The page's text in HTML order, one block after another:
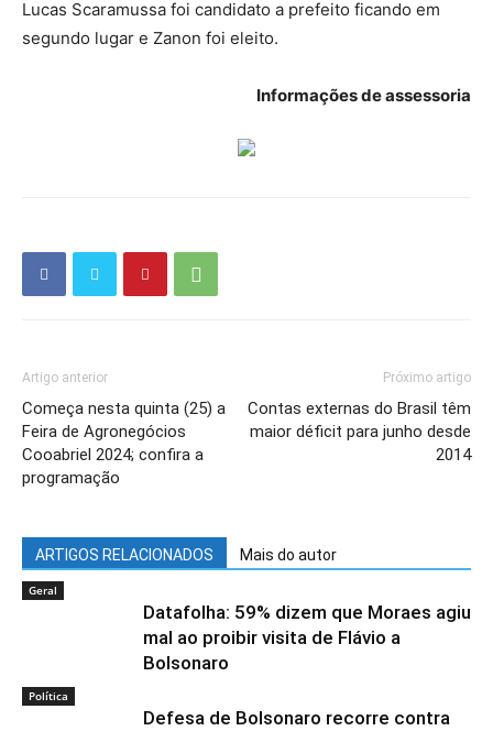
Lucas Scaramussa foi candidato a prefeito ficando em
segundo lugar e Zanon foi eleito.
Informações de assessoria
Artigo anterior
Começa nesta quinta (25) a
Feira de Agronegócios
Cooabriel 2024; confira a
programação
Próximo artigo
Contas externas do Brasil têm
maior déficit para junho desde
2014
ARTIGOS RELACIONADOS Mais do autor
Geral
Datafolha: 59% dizem que Moraes agiu
mal ao proibir visita de Flávio a
Bolsonaro
Política
Defesa de Bolsonaro recorre contra